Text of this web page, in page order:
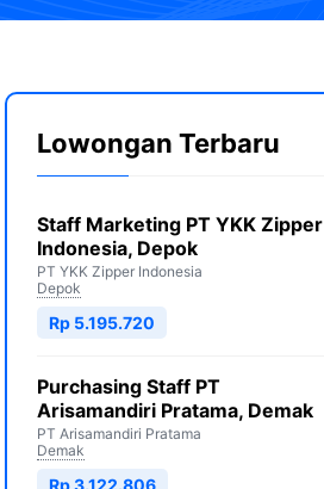
Lowongan Terbaru
Staff Marketing PT YKK Zipper
Indonesia, Depok
PT YKK Zipper Indonesia
Depok
Rp 5.195.720
Purchasing Staff PT
Arisamandiri Pratama, Demak
PT Arisamandiri Pratama
Demak
Rp 3.122.806